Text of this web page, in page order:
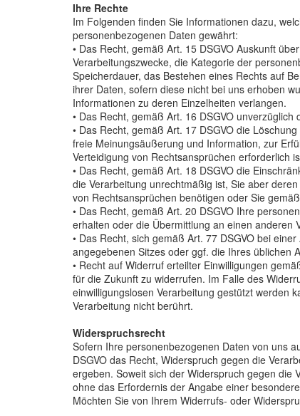
Ihre Rechte
Im Folgenden finden Sie Informationen dazu,
personenbezogenen Daten gewährt:
• Das Recht, gemäß Art. 15 DSGVO Auskunft
Verarbeitungszwecke, die Kategorie der
Speicherdauer, das Bestehen eines Rechts auf
ihrer Daten, sofern diese nicht bei uns erhoben
Informationen zu deren Einzelheiten verlangen.
• Das Recht, gemäß Art. 16 DSGVO
• Das Recht, gemäß Art. 17 DSGVO die
freie Meinungsäußerung und Information, zur
Verteidigung von Rechtsansprüchen erforderlich
• Das Recht, gemäß Art. 18 DSGVO die
die Verarbeitung unrechtmäßig ist, Sie aber
von Rechtsansprüchen benötigen oder Sie
• Das Recht, gemäß Art. 20 DSGVO Ihre
erhalten oder die Übermittlung an einen anderen
• Das Recht, sich gemäß Art. 77 DSGVO bei
angegebenen Sitzes oder ggf. die Ihres üblichen
• Recht auf Widerruf erteilter Einwilligungen
für die Zukunft zu widerrufen. Im Falle des
einwilligungslosen Verarbeitung gestützt werden
Verarbeitung nicht berührt.
Widerspruchsrecht
Sofern Ihre personenbezogenen Daten von uns
DSGVO das Recht, Widerspruch gegen die
ergeben. Soweit sich der Widerspruch gegen die
ohne das Erfordernis der Angabe einer
Möchten Sie von Ihrem Widerrufs- oder